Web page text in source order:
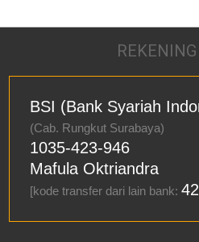
BSI (Bank Syariah
(Cab. Rungkut Surabaya)
1035-423-946
Mafula Oktriandra
[kode transfer dari lain bank: